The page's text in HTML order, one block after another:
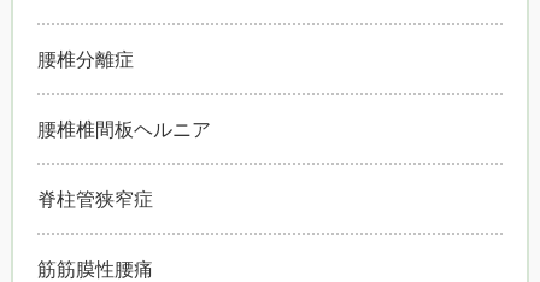
腰椎分離症
腰椎椎間板ヘルニア
脊柱管狭窄症
筋筋膜性腰痛